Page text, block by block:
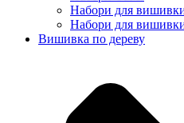
Набори для
Набори для
Вишивка по дереву